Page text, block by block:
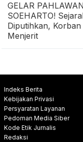
GELAR PAHLAWAN
SOEHARTO!
Diputihkan,
Menjerit
Indeks Berita
Kebijakan Privasi
Persyaratan Layanan
Pedoman Media Siber
Kode Etik Jurnalis
Redaksi